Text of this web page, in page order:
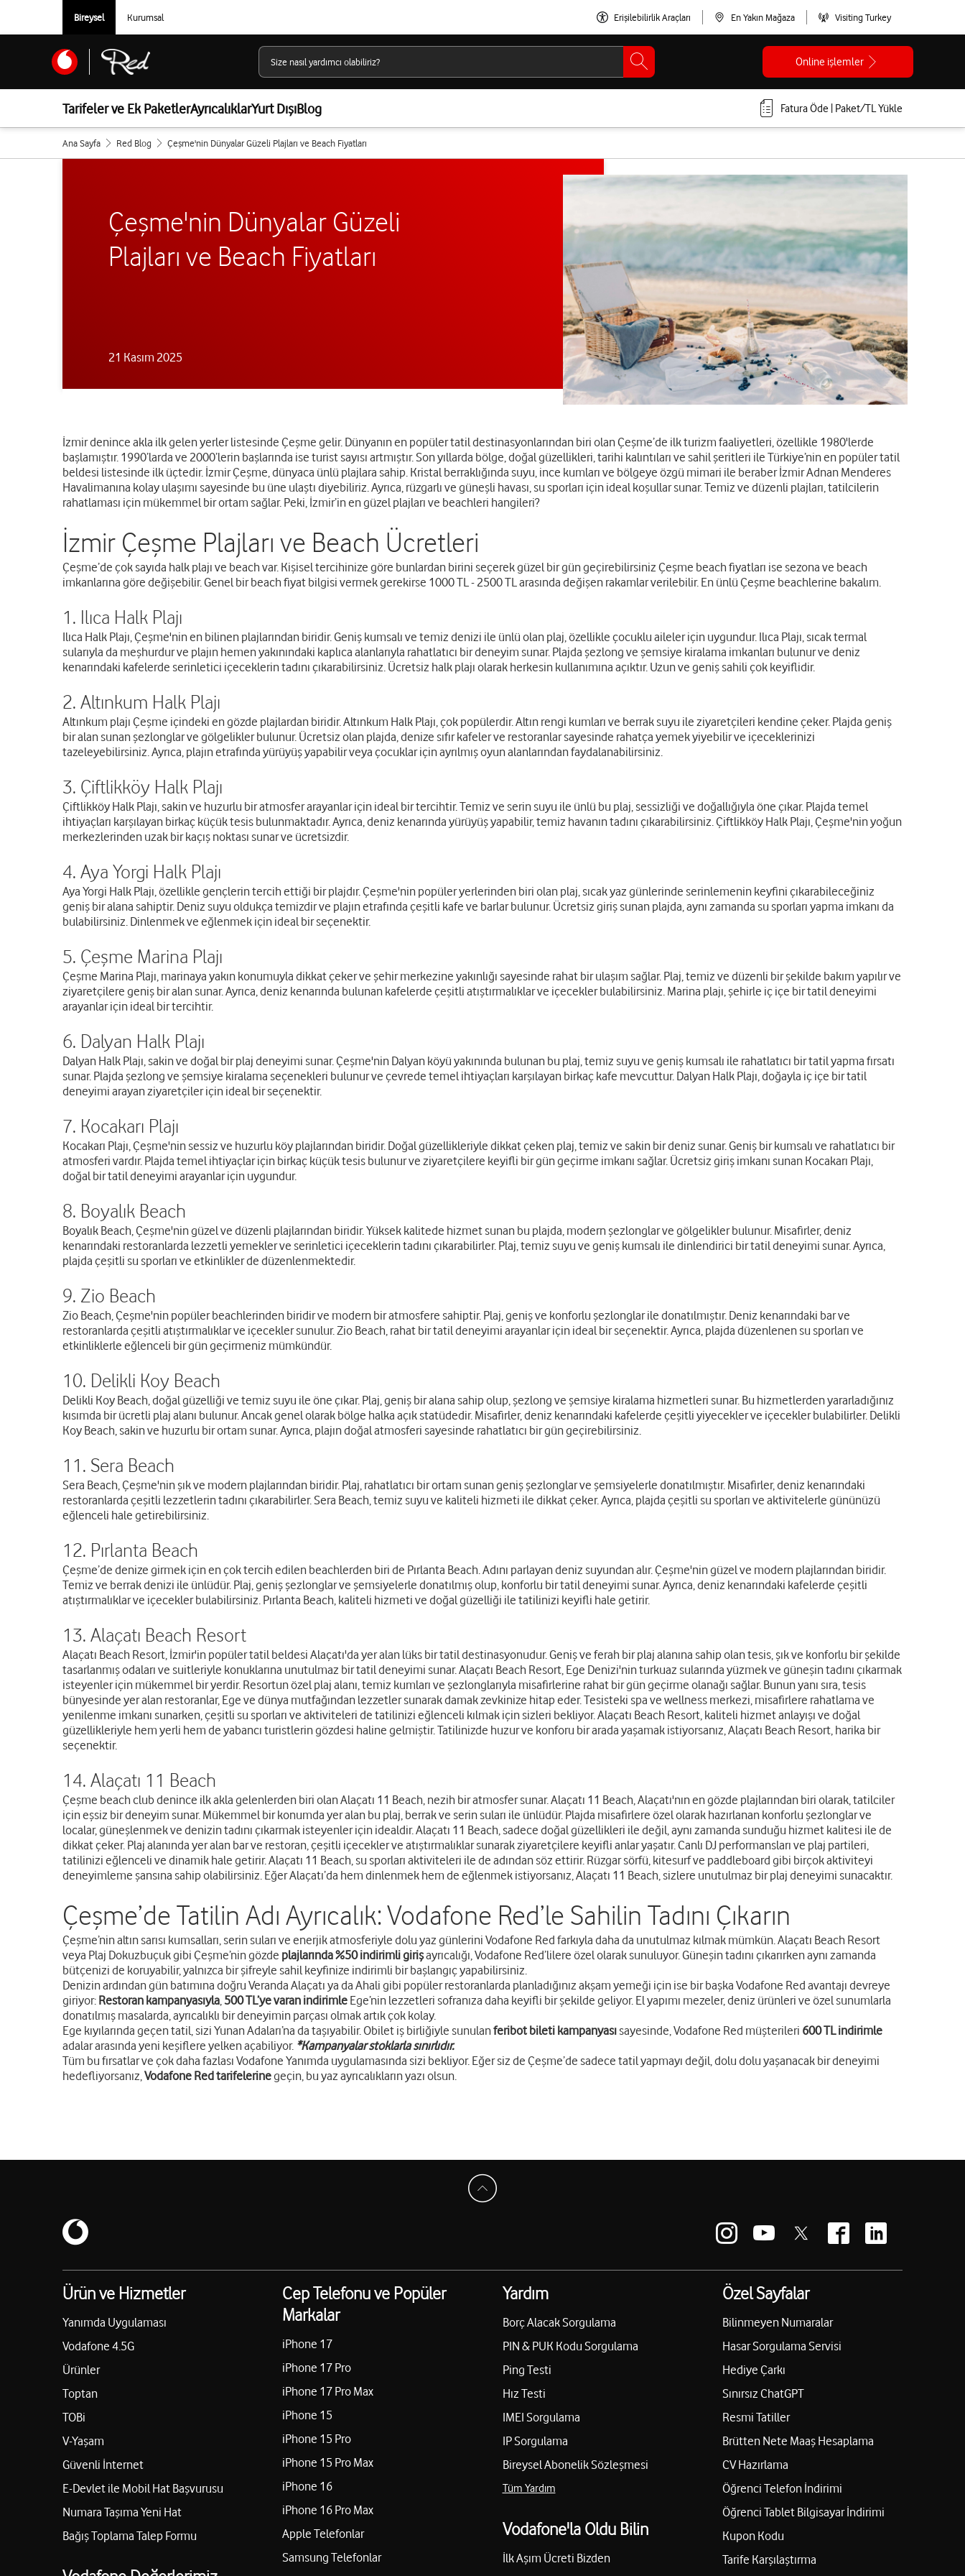
Bireysel Kurumsal Erişilebilirlik Araçları En Yakın Mağaza Visiting Turkey
Online işlemler
Tarifeler ve Ek PaketlerAyrıcalıklarYurt DışıBlog Fatura Öde | Paket/TL Yükle
Ana Sayfa Red Blog Çeşme'nin Dünyalar Güzeli Plajları ve Beach Fiyatları
Çeşme'nin Dünyalar Güzeli
Plajları ve Beach Fiyatları
21 Kasım 2025
İzmir denince akla ilk gelen yerler listesinde Çeşme gelir. Dünyanın en popüler tatil destinasyonlarından biri olan Çeşme’de ilk turizm faaliyetleri, özellikle 1980'lerde
başlamıştır. 1990’larda ve 2000’lerin başlarında ise turist sayısı artmıştır. Son yıllarda bölge, doğal güzellikleri, tarihi kalıntıları ve sahil şeritleri ile Türkiye’nin en popüler tatil
beldesi listesinde ilk üçtedir. İzmir Çeşme, dünyaca ünlü plajlara sahip. Kristal berraklığında suyu, ince kumları ve bölgeye özgü mimari ile beraber İzmir Adnan Menderes
Havalimanına kolay ulaşımı sayesinde bu üne ulaştı diyebiliriz. Ayrıca, rüzgarlı ve güneşli havası, su sporları için ideal koşullar sunar. Temiz ve düzenli plajları, tatilcilerin
rahatlaması için mükemmel bir ortam sağlar. Peki, İzmir’in en güzel plajları ve beachleri hangileri?
İzmir Çeşme Plajları ve Beach Ücretleri
Çeşme’de çok sayıda halk plajı ve beach var. Kişisel tercihinize göre bunlardan birini seçerek güzel bir gün geçirebilirsiniz Çeşme beach fiyatları ise sezona ve beach
imkanlarına göre değişebilir. Genel bir beach fiyat bilgisi vermek gerekirse 1000 TL - 2500 TL arasında değişen rakamlar verilebilir. En ünlü Çeşme beachlerine bakalım.
1. Ilıca Halk Plajı
Ilıca Halk Plajı, Çeşme'nin en bilinen plajlarından biridir. Geniş kumsalı ve temiz denizi ile ünlü olan plaj, özellikle çocuklu aileler için uygundur. Ilıca Plajı, sıcak termal
sularıyla da meşhurdur ve plajın hemen yakınındaki kaplıca alanlarıyla rahatlatıcı bir deneyim sunar. Plajda şezlong ve şemsiye kiralama imkanları bulunur ve deniz
kenarındaki kafelerde serinletici içeceklerin tadını çıkarabilirsiniz. Ücretsiz halk plajı olarak herkesin kullanımına açıktır. Uzun ve geniş sahili çok keyiflidir.
2. Altınkum Halk Plajı
Altınkum plajı Çeşme içindeki en gözde plajlardan biridir. Altınkum Halk Plajı, çok popülerdir. Altın rengi kumları ve berrak suyu ile ziyaretçileri kendine çeker. Plajda geniş
bir alan sunan şezlonglar ve gölgelikler bulunur. Ücretsiz olan plajda, denize sıfır kafeler ve restoranlar sayesinde rahatça yemek yiyebilir ve içeceklerinizi
tazeleyebilirsiniz. Ayrıca, plajın etrafında yürüyüş yapabilir veya çocuklar için ayrılmış oyun alanlarından faydalanabilirsiniz.
3. Çiftlikköy Halk Plajı
Çiftlikköy Halk Plajı, sakin ve huzurlu bir atmosfer arayanlar için ideal bir tercihtir. Temiz ve serin suyu ile ünlü bu plaj, sessizliği ve doğallığıyla öne çıkar. Plajda temel
ihtiyaçları karşılayan birkaç küçük tesis bulunmaktadır. Ayrıca, deniz kenarında yürüyüş yapabilir, temiz havanın tadını çıkarabilirsiniz. Çiftlikköy Halk Plajı, Çeşme'nin yoğun
merkezlerinden uzak bir kaçış noktası sunar ve ücretsizdir.
4. Aya Yorgi Halk Plajı
Aya Yorgi Halk Plajı, özellikle gençlerin tercih ettiği bir plajdır. Çeşme'nin popüler yerlerinden biri olan plaj, sıcak yaz günlerinde serinlemenin keyfini çıkarabileceğiniz
geniş bir alana sahiptir. Deniz suyu oldukça temizdir ve plajın etrafında çeşitli kafe ve barlar bulunur. Ücretsiz giriş sunan plajda, aynı zamanda su sporları yapma imkanı da
bulabilirsiniz. Dinlenmek ve eğlenmek için ideal bir seçenektir.
5. Çeşme Marina Plajı
Çeşme Marina Plajı, marinaya yakın konumuyla dikkat çeker ve şehir merkezine yakınlığı sayesinde rahat bir ulaşım sağlar. Plaj, temiz ve düzenli bir şekilde bakım yapılır ve
ziyaretçilere geniş bir alan sunar. Ayrıca, deniz kenarında bulunan kafelerde çeşitli atıştırmalıklar ve içecekler bulabilirsiniz. Marina plajı, şehirle iç içe bir tatil deneyimi
arayanlar için ideal bir tercihtir.
6. Dalyan Halk Plajı
Dalyan Halk Plajı, sakin ve doğal bir plaj deneyimi sunar. Çeşme'nin Dalyan köyü yakınında bulunan bu plaj, temiz suyu ve geniş kumsalı ile rahatlatıcı bir tatil yapma fırsatı
sunar. Plajda şezlong ve şemsiye kiralama seçenekleri bulunur ve çevrede temel ihtiyaçları karşılayan birkaç kafe mevcuttur. Dalyan Halk Plajı, doğayla iç içe bir tatil
deneyimi arayan ziyaretçiler için ideal bir seçenektir.
7. Kocakarı Plajı
Kocakarı Plajı, Çeşme'nin sessiz ve huzurlu köy plajlarından biridir. Doğal güzellikleriyle dikkat çeken plaj, temiz ve sakin bir deniz sunar. Geniş bir kumsalı ve rahatlatıcı bir
atmosferi vardır. Plajda temel ihtiyaçlar için birkaç küçük tesis bulunur ve ziyaretçilere keyifli bir gün geçirme imkanı sağlar. Ücretsiz giriş imkanı sunan Kocakarı Plajı,
doğal bir tatil deneyimi arayanlar için uygundur.
8. Boyalık Beach
Boyalık Beach, Çeşme'nin güzel ve düzenli plajlarından biridir. Yüksek kalitede hizmet sunan bu plajda, modern şezlonglar ve gölgelikler bulunur. Misafirler, deniz
kenarındaki restoranlarda lezzetli yemekler ve serinletici içeceklerin tadını çıkarabilirler. Plaj, temiz suyu ve geniş kumsalı ile dinlendirici bir tatil deneyimi sunar. Ayrıca,
plajda çeşitli su sporları ve etkinlikler de düzenlenmektedir.
9. Zio Beach
Zio Beach, Çeşme'nin popüler beachlerinden biridir ve modern bir atmosfere sahiptir. Plaj, geniş ve konforlu şezlonglar ile donatılmıştır. Deniz kenarındaki bar ve
restoranlarda çeşitli atıştırmalıklar ve içecekler sunulur. Zio Beach, rahat bir tatil deneyimi arayanlar için ideal bir seçenektir. Ayrıca, plajda düzenlenen su sporları ve
etkinliklerle eğlenceli bir gün geçirmeniz mümkündür.
10. Delikli Koy Beach
Delikli Koy Beach, doğal güzelliği ve temiz suyu ile öne çıkar. Plaj, geniş bir alana sahip olup, şezlong ve şemsiye kiralama hizmetleri sunar. Bu hizmetlerden yararladığınız
kısımda bir ücretli plaj alanı bulunur. Ancak genel olarak bölge halka açık statüdedir. Misafirler, deniz kenarındaki kafelerde çeşitli yiyecekler ve içecekler bulabilirler. Delikli
Koy Beach, sakin ve huzurlu bir ortam sunar. Ayrıca, plajın doğal atmosferi sayesinde rahatlatıcı bir gün geçirebilirsiniz.
11. Sera Beach
Sera Beach, Çeşme'nin şık ve modern plajlarından biridir. Plaj, rahatlatıcı bir ortam sunan geniş şezlonglar ve şemsiyelerle donatılmıştır. Misafirler, deniz kenarındaki
restoranlarda çeşitli lezzetlerin tadını çıkarabilirler. Sera Beach, temiz suyu ve kaliteli hizmeti ile dikkat çeker. Ayrıca, plajda çeşitli su sporları ve aktivitelerle gününüzü
eğlenceli hale getirebilirsiniz.
12. Pırlanta Beach
Çeşme’de denize girmek için en çok tercih edilen beachlerden biri de Pırlanta Beach. Adını parlayan deniz suyundan alır. Çeşme'nin güzel ve modern plajlarından biridir.
Temiz ve berrak denizi ile ünlüdür. Plaj, geniş şezlonglar ve şemsiyelerle donatılmış olup, konforlu bir tatil deneyimi sunar. Ayrıca, deniz kenarındaki kafelerde çeşitli
atıştırmalıklar ve içecekler bulabilirsiniz. Pırlanta Beach, kaliteli hizmeti ve doğal güzelliği ile tatilinizi keyifli hale getirir.
13. Alaçatı Beach Resort
Alaçatı Beach Resort, İzmir'in popüler tatil beldesi Alaçatı'da yer alan lüks bir tatil destinasyonudur. Geniş ve ferah bir plaj alanına sahip olan tesis, şık ve konforlu bir şekilde
tasarlanmış odaları ve suitleriyle konuklarına unutulmaz bir tatil deneyimi sunar. Alaçatı Beach Resort, Ege Denizi'nin turkuaz sularında yüzmek ve güneşin tadını çıkarmak
isteyenler için mükemmel bir yerdir. Resortun özel plaj alanı, temiz kumları ve şezlonglarıyla misafirlerine rahat bir gün geçirme olanağı sağlar. Bunun yanı sıra, tesis
bünyesinde yer alan restoranlar, Ege ve dünya mutfağından lezzetler sunarak damak zevkinize hitap eder. Tesisteki spa ve wellness merkezi, misafirlere rahatlama ve
yenilenme imkanı sunarken, çeşitli su sporları ve aktiviteleri de tatilinizi eğlenceli kılmak için sizleri bekliyor. Alaçatı Beach Resort, kaliteli hizmet anlayışı ve doğal
güzellikleriyle hem yerli hem de yabancı turistlerin gözdesi haline gelmiştir. Tatilinizde huzur ve konforu bir arada yaşamak istiyorsanız, Alaçatı Beach Resort, harika bir
seçenektir.
14. Alaçatı 11 Beach
Çeşme beach club denince ilk akla gelenlerden biri olan Alaçatı 11 Beach, nezih bir atmosfer sunar. Alaçatı 11 Beach, Alaçatı'nın en gözde plajlarından biri olarak, tatilciler
için eşsiz bir deneyim sunar. Mükemmel bir konumda yer alan bu plaj, berrak ve serin suları ile ünlüdür. Plajda misafirlere özel olarak hazırlanan konforlu şezlonglar ve
localar, güneşlenmek ve denizin tadını çıkarmak isteyenler için idealdir. Alaçatı 11 Beach, sadece doğal güzellikleri ile değil, aynı zamanda sunduğu hizmet kalitesi ile de
dikkat çeker. Plaj alanında yer alan bar ve restoran, çeşitli içecekler ve atıştırmalıklar sunarak ziyaretçilere keyifli anlar yaşatır. Canlı DJ performansları ve plaj partileri,
tatilinizi eğlenceli ve dinamik hale getirir. Alaçatı 11 Beach, su sporları aktiviteleri ile de adından söz ettirir. Rüzgar sörfü, kitesurf ve paddleboard gibi birçok aktiviteyi
deneyimleme şansına sahip olabilirsiniz. Eğer Alaçatı’da hem dinlenmek hem de eğlenmek istiyorsanız, Alaçatı 11 Beach, sizlere unutulmaz bir plaj deneyimi sunacaktır.
Çeşme’de Tatilin Adı Ayrıcalık: Vodafone Red’le Sahilin Tadını Çıkarın
Çeşme’nin altın sarısı kumsalları, serin suları ve enerjik atmosferiyle dolu yaz günlerini Vodafone Red farkıyla daha da unutulmaz kılmak mümkün. Alaçatı Beach Resort
veya Plaj Dokuzbuçuk gibi Çeşme’nin gözde plajlarında %50 indirimli girişayrıcalığı, Vodafone Red’lilere özel olarak sunuluyor. Güneşin tadını çıkarırken aynı zamanda
bütçenizi de koruyabilir, yalnızca bir şifreyle sahil keyfinize indirimli bir başlangıç yapabilirsiniz.
Denizin ardından gün batımına doğru Veranda Alaçatı ya da Ahali gibi popüler restoranlarda planladığınız akşam yemeği için ise bir başka Vodafone Red avantajı devreye
giriyor: Restoran kampanyasıyla,500 TL’ye varan indirimle Ege’nin lezzetleri sofranıza daha keyifli bir şekilde geliyor. El yapımı mezeler, deniz ürünleri ve özel sunumlarla
donatılmış masalarda, ayrıcalıklı bir deneyimin parçası olmak artık çok kolay.
Ege kıyılarında geçen tatil, sizi Yunan Adaları’na da taşıyabilir. Obilet iş birliğiyle sunulanferibot bileti kampanyası sayesinde, Vodafone Red müşterileri 600 TL indirimle
adalar arasında yeni keşiflere yelken açabiliyor. *Kampanyalar stoklarla sınırlıdır.
Tüm bu fırsatlar ve çok daha fazlası Vodafone Yanımda uygulamasında sizi bekliyor. Eğer siz de Çeşme’de sadece tatil yapmayı değil, dolu dolu yaşanacak bir deneyimi
hedefliyorsanız,Vodafone Red tarifelerinegeçin, bu yaz ayrıcalıkların yazı olsun.
Ürün ve Hizmetler
Yanımda Uygulaması
Vodafone 4.5G
Ürünler
Toptan
TOBi
V-Yaşam
Güvenli İnternet
E-Devlet ile Mobil Hat Başvurusu
Numara Taşıma Yeni Hat
Bağış Toplama Talep Formu
Cep Telefonu ve Popüler
Markalar
iPhone 17
iPhone 17 Pro
iPhone 17 Pro Max
iPhone 15
iPhone 15 Pro
iPhone 15 Pro Max
iPhone 16
iPhone 16 Pro Max
Apple Telefonlar
Samsung Telefonlar
Yardım
Borç Alacak Sorgulama
PIN & PUK Kodu Sorgulama
Ping Testi
Hız Testi
IMEI Sorgulama
IP Sorgulama
Bireysel Abonelik Sözleşmesi
Tüm Yardım
Vodafone'la Oldu Bilin
İlk Aşım Ücreti Bizden
Özel Sayfalar
Bilinmeyen Numaralar
Hasar Sorgulama Servisi
Hediye Çarkı
Sınırsız ChatGPT
Resmi Tatiller
Brütten Nete Maaş Hesaplama
CV Hazırlama
Öğrenci Telefon İndirimi
Öğrenci Tablet Bilgisayar İndirimi
Kupon Kodu
Tarife Karşılaştırma